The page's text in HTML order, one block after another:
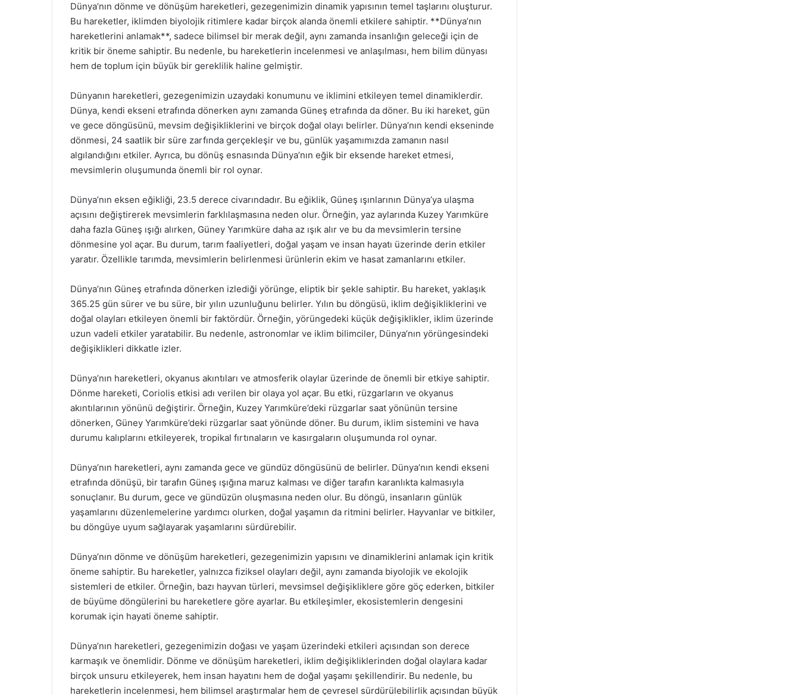
Dünya’nın dönme ve dönüşüm hareketleri, gezegenimizin dinamik yapısının temel taşlarını oluşturur.
Bu hareketler, iklimden biyolojik ritimlere kadar birçok alanda önemli etkilere sahiptir. **Dünya’nın
hareketlerini anlamak**, sadece bilimsel bir merak değil, aynı zamanda insanlığın geleceği için de
kritik bir öneme sahiptir. Bu nedenle, bu hareketlerin incelenmesi ve anlaşılması, hem bilim dünyası
hem de toplum için büyük bir gereklilik haline gelmiştir.
Dünyanın hareketleri, gezegenimizin uzaydaki konumunu ve iklimini etkileyen temel dinamiklerdir.
Dünya, kendi ekseni etrafında dönerken aynı zamanda Güneş etrafında da döner. Bu iki hareket, gün
ve gece döngüsünü, mevsim değişikliklerini ve birçok doğal olayı belirler. Dünya’nın kendi ekseninde
dönmesi, 24 saatlik bir süre zarfında gerçekleşir ve bu, günlük yaşamımızda zamanın nasıl
algılandığını etkiler. Ayrıca, bu dönüş esnasında Dünya’nın eğik bir eksende hareket etmesi,
mevsimlerin oluşumunda önemli bir rol oynar.
Dünya’nın eksen eğikliği, 23.5 derece civarındadır. Bu eğiklik, Güneş ışınlarının Dünya’ya ulaşma
açısını değiştirerek mevsimlerin farklılaşmasına neden olur. Örneğin, yaz aylarında Kuzey Yarımküre
daha fazla Güneş ışığı alırken, Güney Yarımküre daha az ışık alır ve bu da mevsimlerin tersine
dönmesine yol açar. Bu durum, tarım faaliyetleri, doğal yaşam ve insan hayatı üzerinde derin etkiler
yaratır. Özellikle tarımda, mevsimlerin belirlenmesi ürünlerin ekim ve hasat zamanlarını etkiler.
Dünya’nın Güneş etrafında dönerken izlediği yörünge, eliptik bir şekle sahiptir. Bu hareket, yaklaşık
365.25 gün sürer ve bu süre, bir yılın uzunluğunu belirler. Yılın bu döngüsü, iklim değişikliklerini ve
doğal olayları etkileyen önemli bir faktördür. Örneğin, yörüngedeki küçük değişiklikler, iklim üzerinde
uzun vadeli etkiler yaratabilir. Bu nedenle, astronomlar ve iklim bilimciler, Dünya’nın yörüngesindeki
değişiklikleri dikkatle izler.
Dünya’nın hareketleri, okyanus akıntıları ve atmosferik olaylar üzerinde de önemli bir etkiye sahiptir.
Dönme hareketi, Coriolis etkisi adı verilen bir olaya yol açar. Bu etki, rüzgarların ve okyanus
akıntılarının yönünü değiştirir. Örneğin, Kuzey Yarımküre’deki rüzgarlar saat yönünün tersine
dönerken, Güney Yarımküre’deki rüzgarlar saat yönünde döner. Bu durum, iklim sistemini ve hava
durumu kalıplarını etkileyerek, tropikal fırtınaların ve kasırgaların oluşumunda rol oynar.
Dünya’nın hareketleri, aynı zamanda gece ve gündüz döngüsünü de belirler. Dünya’nın kendi ekseni
etrafında dönüşü, bir tarafın Güneş ışığına maruz kalması ve diğer tarafın karanlıkta kalmasıyla
sonuçlanır. Bu durum, gece ve gündüzün oluşmasına neden olur. Bu döngü, insanların günlük
yaşamlarını düzenlemelerine yardımcı olurken, doğal yaşamın da ritmini belirler. Hayvanlar ve bitkiler,
bu döngüye uyum sağlayarak yaşamlarını sürdürebilir.
Dünya’nın dönme ve dönüşüm hareketleri, gezegenimizin yapısını ve dinamiklerini anlamak için kritik
öneme sahiptir. Bu hareketler, yalnızca fiziksel olayları değil, aynı zamanda biyolojik ve ekolojik
sistemleri de etkiler. Örneğin, bazı hayvan türleri, mevsimsel değişikliklere göre göç ederken, bitkiler
de büyüme döngülerini bu hareketlere göre ayarlar. Bu etkileşimler, ekosistemlerin dengesini
korumak için hayati öneme sahiptir.
Dünya’nın hareketleri, gezegenimizin doğası ve yaşam üzerindeki etkileri açısından son derece
karmaşık ve önemlidir. Dönme ve dönüşüm hareketleri, iklim değişikliklerinden doğal olaylara kadar
birçok unsuru etkileyerek, hem insan hayatını hem de doğal yaşamı şekillendirir. Bu nedenle, bu
hareketlerin incelenmesi, hem bilimsel araştırmalar hem de çevresel sürdürülebilirlik açısından büyük